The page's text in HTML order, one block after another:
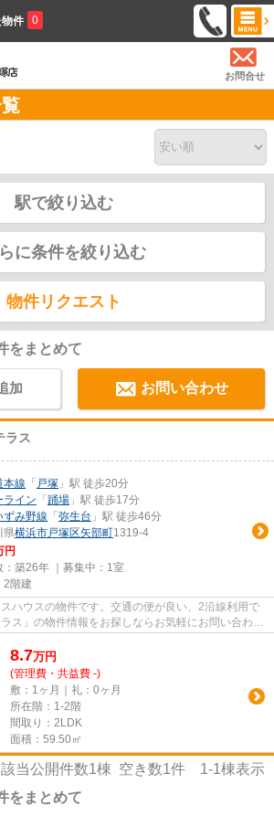
件 0
お問合せ
駅で絞り込む
に条件を絞り込む
物件リクエスト
をまとめて
加 お問い合わせ
ラス
本線 「 戸塚 」駅 徒歩20分
ライン 「 踊場 」駅 徒歩17分
ずみ野線 「 弥生台 」駅 徒歩46分
県横浜市戸塚区矢部町1319-4
円
：築26年 ｜募集中： 1室
2階建
ハウスの物件です。交通の便が良い、2沿線利用で
ス」の物件情報をお探しならお気軽にお問い合わせ
建...
8.7万円
(管理費・共益費 -)
敷：1ヶ月｜礼：0ヶ月
所在階：1-2階
間取り：2LDK
面積：59.50㎡
該当公開件数1棟 空き数1件 1-1棟表示
をまとめて